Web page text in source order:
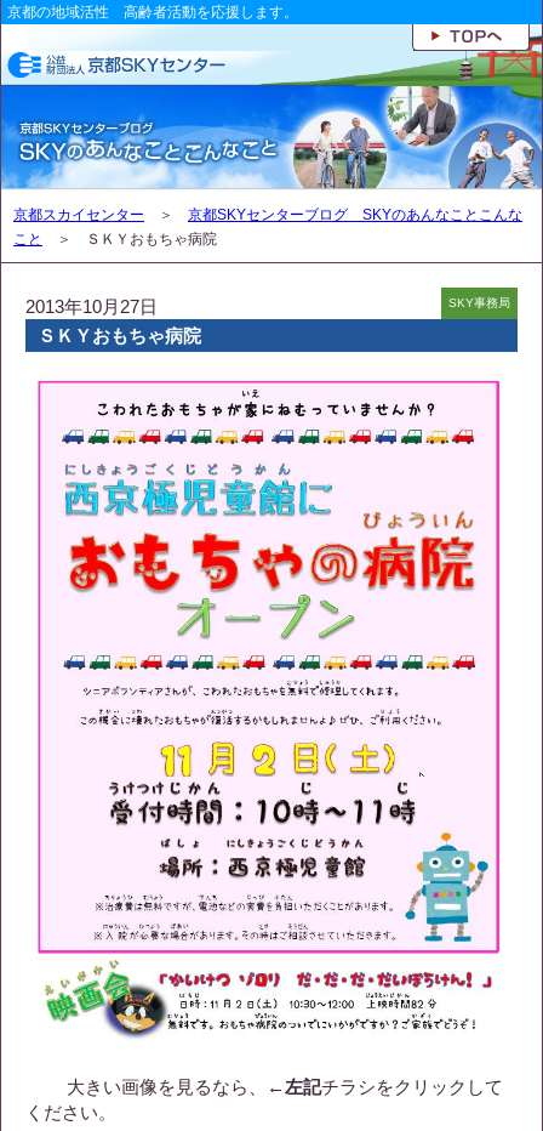
京都の地域活性 高齢者活動を応援します。
京都スカイセンター ＞ 京都SKYセンターブログ SKYのあんなことこんな
こと
＞ ＳＫＹおもちゃ病院
2013年10月27日 SKY事務局
ＳＫＹおもちゃ病院
大きい画像を見るなら、 ←左記チラシをクリックして
ください。